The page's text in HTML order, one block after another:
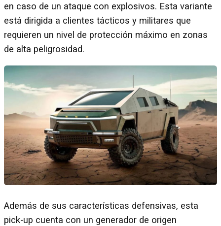
en caso de un ataque con explosivos. Esta variante
está dirigida a clientes tácticos y militares que
requieren un nivel de protección máximo en zonas
de alta peligrosidad.
Además de sus características defensivas, esta
pick-up cuenta con un generador de origen